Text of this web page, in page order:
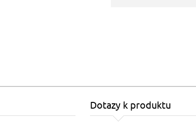
Dotazy k produktu